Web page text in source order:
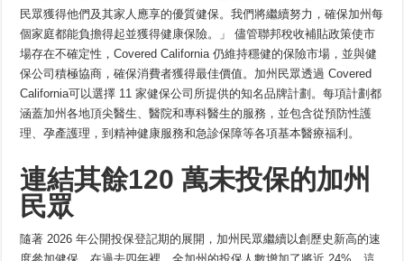
民眾獲得他們及其家人應享的優質健保。我們將繼續努力，確保加州每
個家庭都能負擔得起並獲得健康保險。」 儘管聯邦稅收補貼政策使市
場存在不確定性，Covered California 仍維持穩健的保險市場，並與健
保公司積極協商，確保消費者獲得最佳價值。加州民眾透過 Covered
California可以選擇 11 家健保公司所提供的知名品牌計劃。每項計劃都
涵蓋加州各地頂尖醫生、醫院和專科醫生的服務，並包含從預防性護
理、孕產護理，到精神健康服務和急診保障等各項基本醫療福利。
連結其餘120 萬未投保的加州
民眾
隨著 2026 年公開投保登記期的展開，加州民眾繼續以創歷史新高的速